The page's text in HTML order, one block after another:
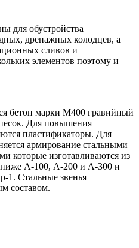
для обустройства
дренажных колодцев, а
сливов и
элементов поэтому и
бетон марки М400 гравийный
Для повышения
пластификаторы. Для
армирование стальными
которые изготавливаются из
ниже А-100, А-200 и А-300 и
1. Стальные звенья
составом.